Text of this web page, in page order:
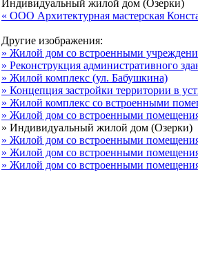
Индивидуальный жилой дом (Озерки)
« ООО Архитектурная мастерская
Другие изображения:
» Жилой дом со встроенными
» Реконструкция административного
» Жилой комплекс (ул. Бабушкина)
» Концепция застройки территории в
» Жилой комплекс со встроенными
» Жилой дом со встроенными
» Индивидуальный жилой дом (Озерки)
» Жилой дом со встроенными
» Жилой дом со встроенными
» Жилой дом со встроенными